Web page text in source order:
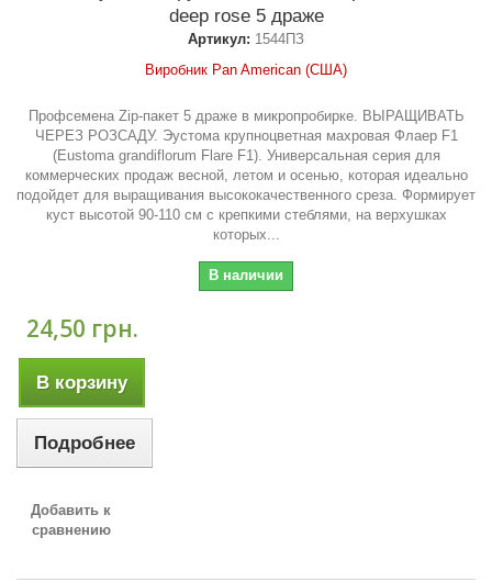
deep rose 5 драже
Артикул: 1544ПЗ
Виробник Pan American (США)
Профсемена Zip-пакет 5 драже в микропробирке. ВЫРАЩИВАТЬ
ЧЕРЕЗ РОЗСАДУ. Эустома крупноцветная махровая Флаер F1
(Eustoma grandiflorum Flare F1). Универсальная серия для
коммерческих продаж весной, летом и осенью, которая идеально
подойдет для выращивания высококачественного среза. Формирует
куст высотой 90-110 см с крепкими стеблями, на верхушках
которых...
В наличии
24,50 грн.
В корзину
Подробнее
Добавить к
сравнению